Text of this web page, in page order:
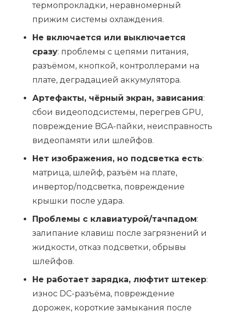
термопрокладки, неравномерный
прижим системы охлаждения.
Не включается или выключается
сразу: проблемы с цепями питания,
разъёмом, кнопкой, контроллерами на
плате, деградацией аккумулятора.
Артефакты, чёрный экран, зависания:
сбои видеоподсистемы, перегрев GPU,
повреждение BGA-пайки, неисправность
видеопамяти или шлейфов.
Нет изображения, но подсветка есть:
матрица, шлейф, разъём на плате,
инвертор/подсветка, повреждение
крышки после удара.
Проблемы с клавиатурой/тачпадом:
залипание клавиш после загрязнений и
жидкости, отказ подсветки, обрывы
шлейфов.
Не работает зарядка, люфтит штекер:
износ DC-разъёма, повреждение
дорожек, короткие замыкания после